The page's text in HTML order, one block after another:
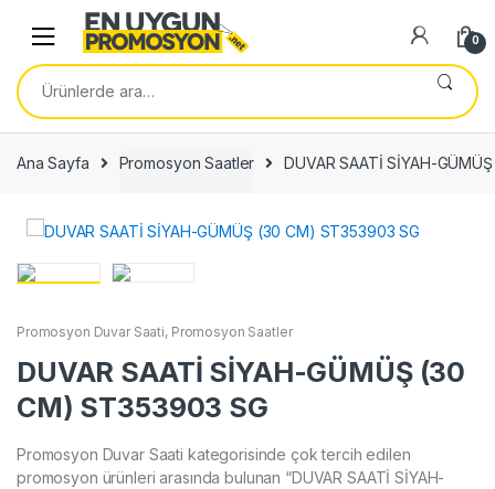
navigation
content
0
Ara:
Ana Sayfa Promosyon Saatler DUVAR SAATİ SİYAH-
Promosyon Duvar Saati, Promosyon Saatler
DUVAR SAATİ SİYAH-GÜMÜŞ (30
CM) ST353903 SG
Promosyon Duvar Saati kategorisinde çok tercih edilen
promosyon ürünleri arasında bulunan “DUVAR SAATİ SİYAH-